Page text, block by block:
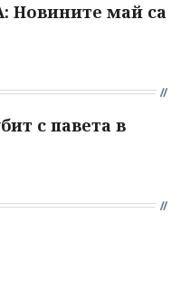
Новините май са
с павета в